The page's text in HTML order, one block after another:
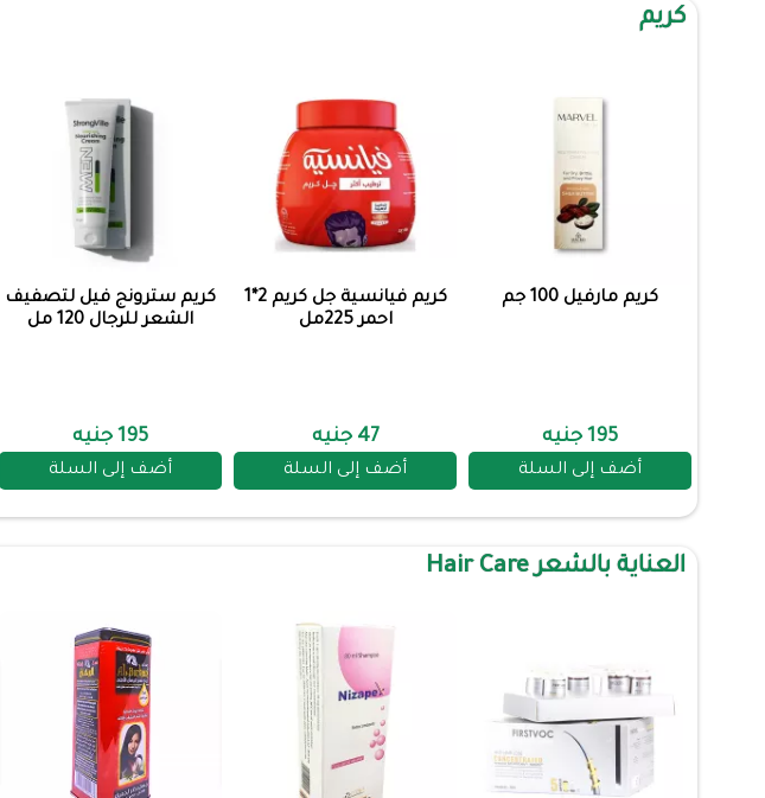
كريم
كريم مارفيل 100 جم
195 جنيه
أضف إلى السلة
كريم فيانسية جل كريم 2*1
احمر 225مل
47 جنيه
أضف إلى السلة
كريم سترونج فيل لتصفيف
الشعر للرجال 120 مل
195 جنيه
أضف إلى السلة
العناية بالشعر Hair Care